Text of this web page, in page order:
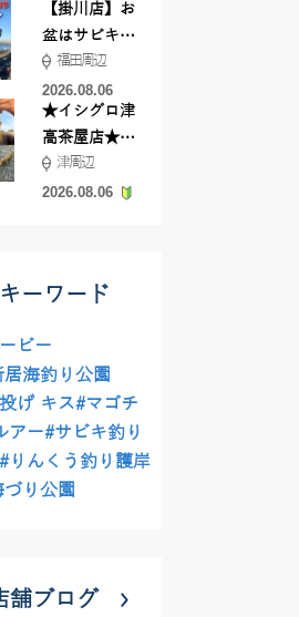
【掛川店】お
盆はサビキ釣
りいきません
か?
福田周辺
2026.08.06
★イシグロ津
高茶屋店★津
近郊ハゼ釣れ
てます！
津周辺
2026.08.06
ーワード
ビー
海釣り公園
げ キス#マゴチ
アー#サビキ釣り
#りんくう釣り護岸
り公園
舗ブログ